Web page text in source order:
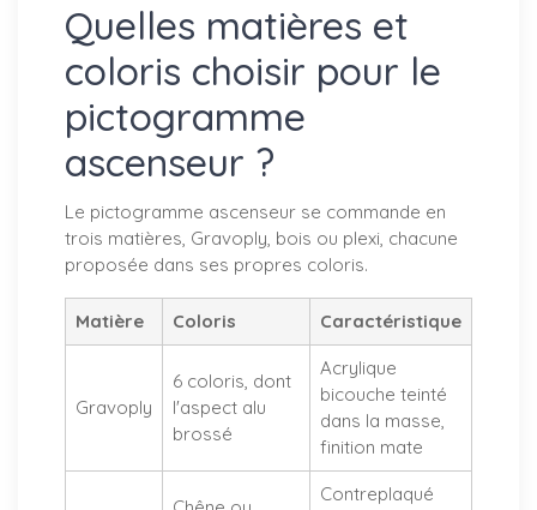
Quelles matières et
coloris choisir pour le
pictogramme
ascenseur ?
Le pictogramme ascenseur se commande en
trois matières, Gravoply, bois ou plexi, chacune
proposée dans ses propres coloris.
Matière Coloris Caractéristique
Gravoply
6 coloris, dont
l'aspect alu
brossé
Acrylique
bicouche teinté
dans la masse,
finition mate
Contreplaqué